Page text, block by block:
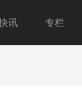
讯 专栏